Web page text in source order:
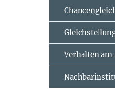
Verhalten am